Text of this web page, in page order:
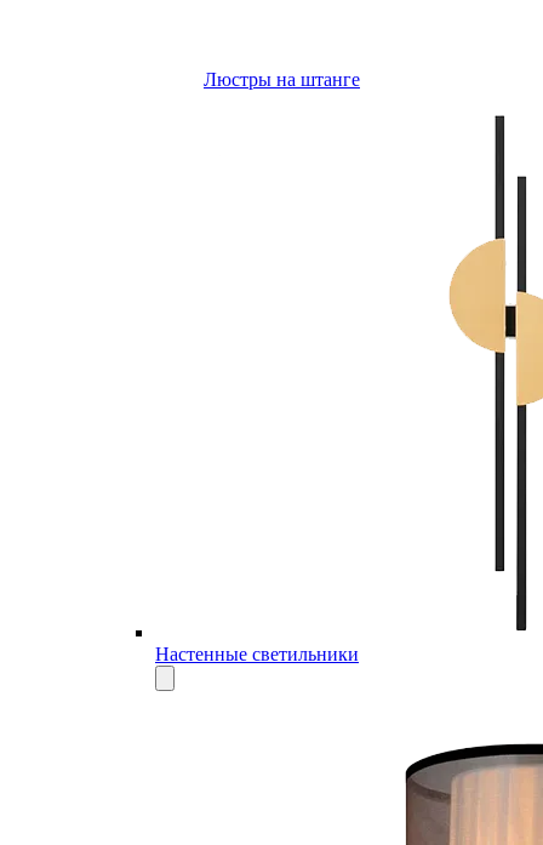
Люстры на штанге
Настенные светильники